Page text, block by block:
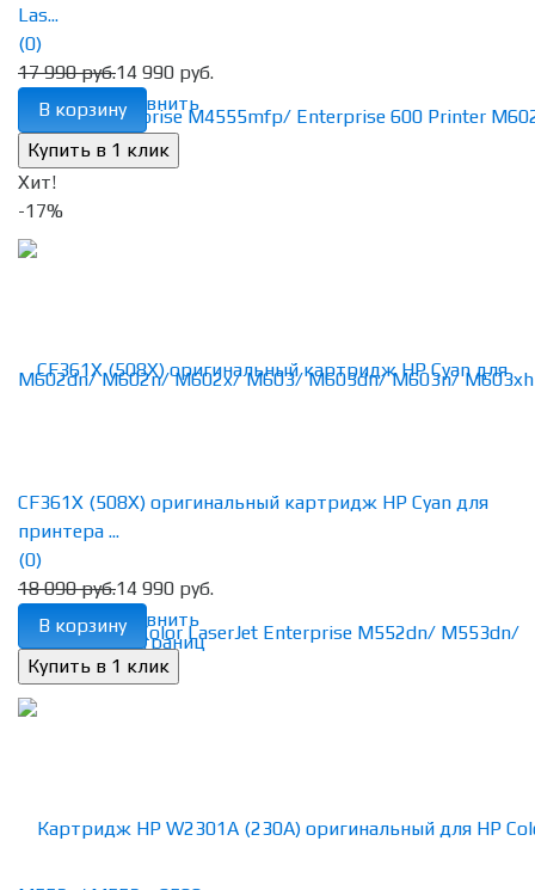
избранное сравнить
Las...
(0)
17 990 руб.14 990 руб.
В корзину
Хит!
-17%
избранное сравнить
CF361X (508X) оригинальный картридж HP Cyan для
принтера ...
(0)
18 090 руб.14 990 руб.
В корзину